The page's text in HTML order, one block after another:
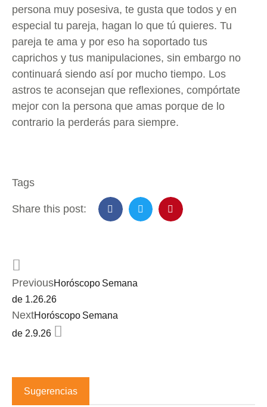
persona muy posesiva, te gusta que todos y en
especial tu pareja, hagan lo que tú quieres. Tu
pareja te ama y por eso ha soportado tus
caprichos y tus manipulaciones, sin embargo no
continuará siendo así por mucho tiempo. Los
astros te aconsejan que reflexiones, compórtate
mejor con la persona que amas porque de lo
contrario la perderás para siempre.
Tags
Share this post:
PreviousHoróscopo Semana
de 1.26.26
NextHoróscopo Semana
de 2.9.26
Sugerencias